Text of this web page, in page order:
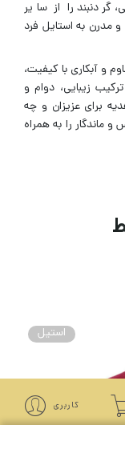
گردنبند را از سایر
مدرن به استایل فرد
و آبکاری با کیفیت،
زیبایی، دوام و
برای عزیزان و چه
ماندگار را به همراه
استیل
کاربری